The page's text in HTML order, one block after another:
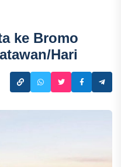
ke Bromo
Hari